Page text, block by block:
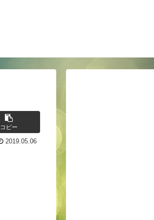
コピー
2019.05.06